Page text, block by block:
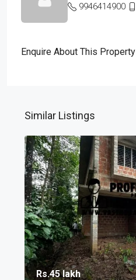
9946414900
Enquire About This Property
Similar Listings
Rs.45 lakh